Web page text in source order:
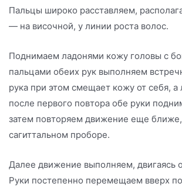
Пальцы широко расставляем,
— на височной, у линии роста волос.
Поднимаем ладонями кожу головы с
пальцами обеих рук выполняем
рука при этом смещает кожу от себя,
после первого повтора обе руки
затем повторяем движение еще
сагиттальном проборе.
Далее движение выполняем, двигаясь
Руки постепенно перемещаем вверх